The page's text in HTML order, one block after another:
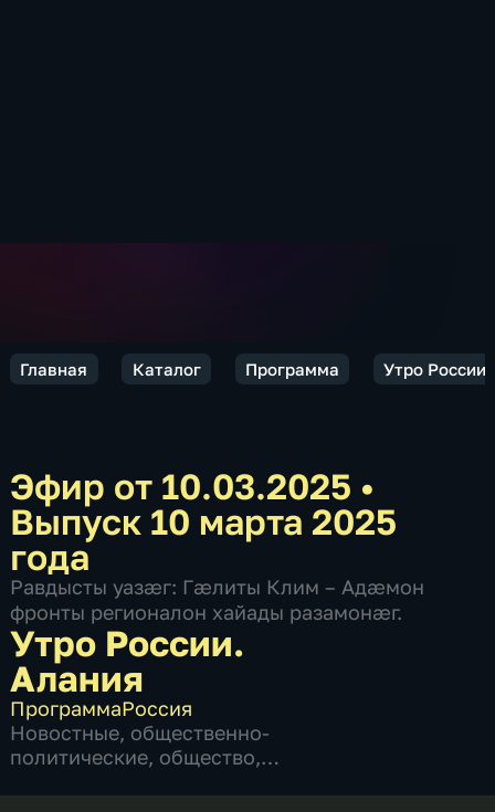
Главная Каталог Программа Утро
Эфир от 10.03.2025 •
Выпуск 10 марта 2025
года
Равдысты уазæг: Гæлиты Клим – Адæмон
фронты регионалон хайады разамонæг.
Утро России.
Алания
ПрограммаРоссия
Новостные, общественно-
политические, общество,